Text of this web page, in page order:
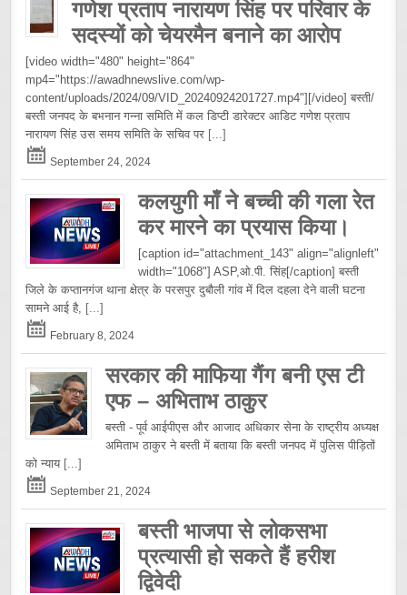
गणेश प्रताप नारायण सिंह पर परिवार के
सदस्यों को चेयरमैन बनाने का आरोप
[video width="480" height="864"
mp4="https://awadhnewslive.com/wp-
content/uploads/2024/09/VID_20240924201727.mp4"][/video] बस्ती/
बस्ती जनपद के बभनान गन्ना समिति में कल डिप्टी डारेक्टर आडिट गणेश प्रताप
नारायण सिंह उस समय समिति के सचिव पर [...]
September 24, 2024
कलयुगी माँ ने बच्ची की गला रेत
कर मारने का प्रयास किया।
[caption id="attachment_143" align="alignleft"
width="1068"] ASP,ओ.पी. सिंह[/caption] बस्ती
जिले के कप्तानगंज थाना क्षेत्र के परसपुर दुबौली गांव में दिल दहला देने वाली घटना
सामने आई है, [...]
February 8, 2024
सरकार की माफिया गैंग बनी एस टी
एफ – अभिताभ ठाकुर
बस्ती - पूर्व आईपीएस और आजाद अधिकार सेना के राष्ट्रीय अध्यक्ष
अमिताभ ठाकुर ने बस्ती में बताया कि बस्ती जनपद में पुलिस पीड़ितों
को न्याय [...]
September 21, 2024
बस्ती भाजपा से लोकसभा
प्रत्यासी हो सकते हैं हरीश
द्विवेदी